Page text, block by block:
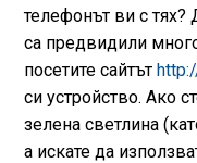
телефонът ви с тях?
са предвидили
посетите сайтът
си устройство. Ако
зелена светлина
а искате да